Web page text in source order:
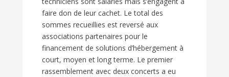
faire don de leur cachet. Le total des
sommes recueillies est reversé aux
associations partenaires pour le
financement de solutions d’hébergement à
court, moyen et long terme. Le premier
rassemblement avec deux concerts a eu